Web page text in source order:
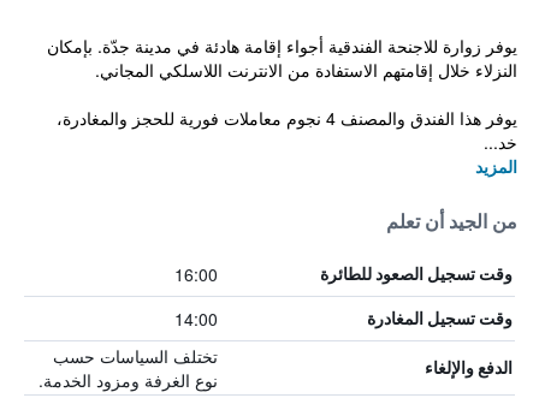
يوفر زوارة للاجنحة الفندقية أجواء إقامة هادئة في مدينة جدّة. بإمكان
النزلاء خلال إقامتهم الاستفادة من الانترنت اللاسلكي المجاني.
يوفر هذا الفندق والمصنف 4 نجوم معاملات فورية للحجز والمغادرة،
خد...
المزيد
من الجيد أن تعلم
وقت تسجيل الصعود للطائرة 16:00
وقت تسجيل المغادرة 14:00
الدفع والإلغاء
تختلف السياسات حسب
نوع الغرفة ومزود الخدمة.